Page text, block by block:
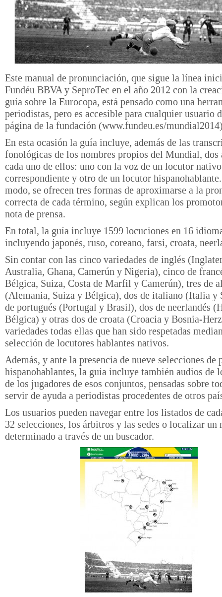
Este manual de pronunciación, que sigue la línea
Fundéu BBVA y SeproTec en el año 2012 con la
guía sobre la Eurocopa, está pensado como una
periodistas, pero es accesible para cualquier usuario
página de la fundación (www.fundeu.es/
En esta ocasión la guía incluye, además de las
fonológicas de los nombres propios del Mundial, dos
cada uno de ellos: uno con la voz de un locutor
correspondiente y otro de un locutor
modo, se ofrecen tres formas de aproximarse a la
correcta de cada término, según explican los
nota de prensa.
En total, la guía incluye 1599 locuciones en 16
incluyendo japonés, ruso, coreano, farsi, croata,
Sin contar con las cinco variedades de inglés
Australia, Ghana, Camerún y Nigeria), cinco de
Bélgica, Suiza, Costa de Marfil y Camerún), tres de
(Alemania, Suiza y Bélgica), dos de italiano (Italia y
de portugués (Portugal y Brasil), dos de neerlandés
Bélgica) y otras dos de croata (Croacia y Bosnia-
variedades todas ellas que han sido respetadas
selección de locutores hablantes nativos.
Además, y ante la presencia de nueve selecciones de
hispanohablantes, la guía incluye también audios de
de los jugadores de esos conjuntos, pensadas sobre
servir de ayuda a periodistas procedentes de otros
Los usuarios pueden navegar entre los listados de
32 selecciones, los árbitros y las sedes o localizar un
determinado a través de un buscador.